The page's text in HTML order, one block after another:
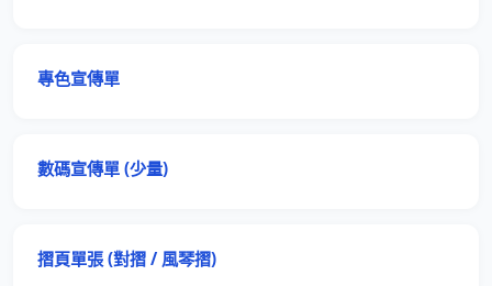
專色宣傳單
數碼宣傳單 (少量)
摺頁單張 (對摺 / 風琴摺)